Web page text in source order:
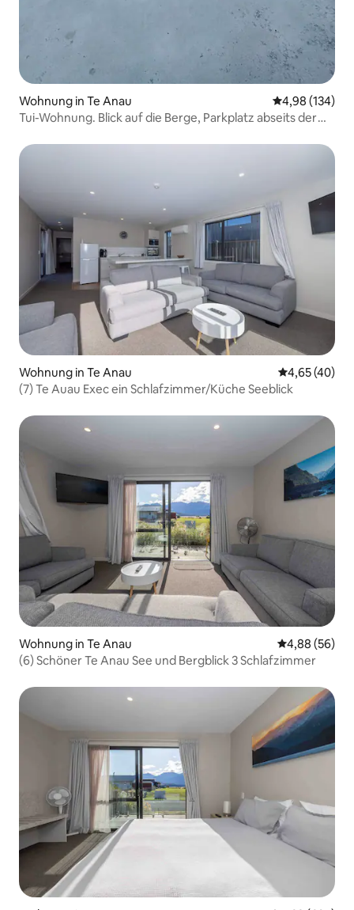
Wohnung in Te Anau
4,98 (134)
Tui-Wohnung. Blick auf die Berge, Parkplatz abseits der
Wohnung in Te Anau
4,65 (40)
(7) Te Auau Exec ein Schlafzimmer/Küche Seeblick
Wohnung in Te Anau
4,88 (56)
(6) Schöner Te Anau See und Bergblick 3 Schlafzimmer